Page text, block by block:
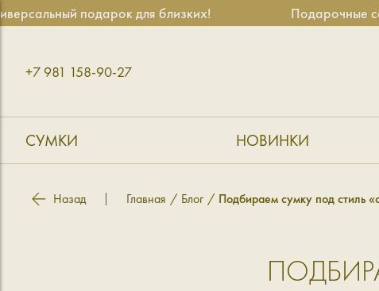
подарок для близких! Подарочные
+7 981 158-90-27
СУМКИ НОВИНКИ
Назад Главная Блог Подбираем сумку под стиль